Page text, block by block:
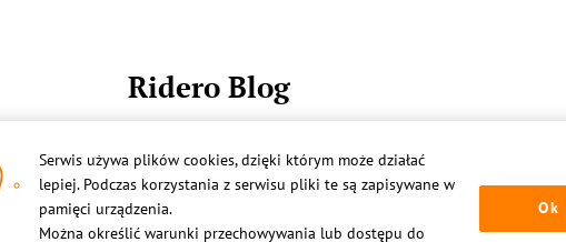
Ridero Blog
Więcej
Serwis używa plików cookies, dzięki którym może działać
lepiej. Podczas korzystania z serwisu pliki te są zapisywane w
pamięci urządzenia.
Można określić warunki przechowywania lub dostępu do
Ok